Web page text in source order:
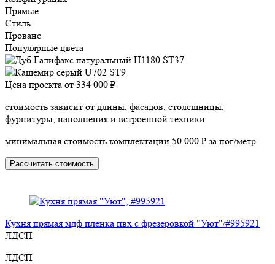
Прямые
Стиль
Прованс
Популярные цвета
Цена проекта от 334 000 ₽
стоимость зависит от длины, фасадов, столешницы,
фурнитуры, наполнения и встроенной техники
минимальная стоимость комплектации 50 000 ₽ за пог/метр
Рассчитать стоимость
Кухня прямая мдф пленка пвх с фрезеровкой "Уют"/#995921
ЛДСП
ЛДСП